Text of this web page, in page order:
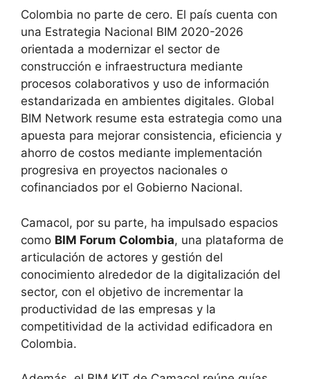
Colombia no parte de cero. El país cuenta con
una Estrategia Nacional BIM 2020-2026
orientada a modernizar el sector de
construcción e infraestructura mediante
procesos colaborativos y uso de información
estandarizada en ambientes digitales. Global
BIM Network resume esta estrategia como una
apuesta para mejorar consistencia, eficiencia y
ahorro de costos mediante implementación
progresiva en proyectos nacionales o
cofinanciados por el Gobierno Nacional.
Camacol, por su parte, ha impulsado espacios
como BIM Forum Colombia, una plataforma de
articulación de actores y gestión del
conocimiento alrededor de la digitalización del
sector, con el objetivo de incrementar la
productividad de las empresas y la
competitividad de la actividad edificadora en
Colombia.